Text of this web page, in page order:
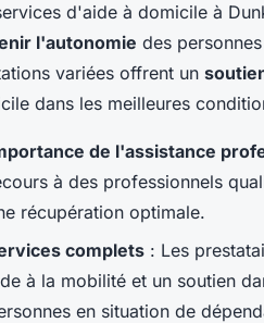
d'aide à domicile à
l'autonomie des
variées offrent un
dans les meilleures
de l'assistance
à des professionnels
récupération optimale.
complets : Les
à la mobilité et un soutien
en situation de